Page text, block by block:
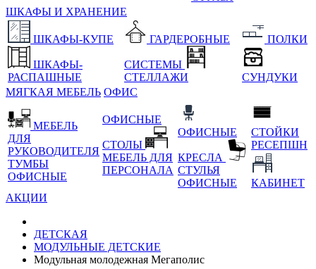
ШКАФЫ И ХРАНЕНИЕ
ШКАФЫ-КУПЕ
ШКАФЫ-
РАСПАШНЫЕ
ГАРДЕРОБНЫЕ
СИСТЕМЫ
СТЕЛЛАЖИ
ПОЛКИ
СУНДУКИ
МЯГКАЯ МЕБЕЛЬ ОФИС
МЕБЕЛЬ
ДЛЯ
РУКОВОДИТЕЛЯ
ТУМБЫ
ОФИСНЫЕ
ОФИСНЫЕ
СТОЛЫ
МЕБЕЛЬ ДЛЯ
ПЕРСОНАЛА
ОФИСНЫЕ
КРЕСЛА
СТУЛЬЯ
ОФИСНЫЕ
СТОЙКИ
РЕСЕПШН
КАБИНЕТ
АКЦИИ
ДЕТСКАЯ
МОДУЛЬНЫЕ ДЕТСКИЕ
Модульная молодежная Мегаполис